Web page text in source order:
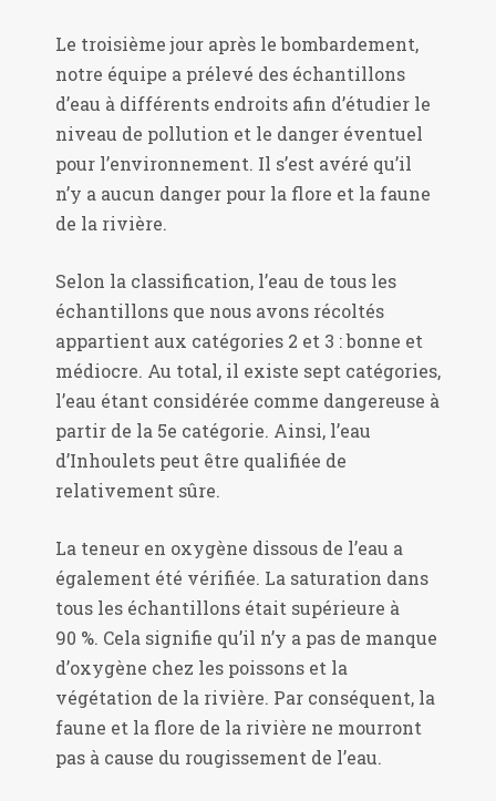
Le troisième jour après le bombardement,
notre équipe a prélevé des échantillons
d’eau à différents endroits afin d’étudier le
niveau de pollution et le danger éventuel
pour l’environnement. Il s’est avéré qu’il
n’y a aucun danger pour la flore et la faune
de la rivière.
Selon la classification, l’eau de tous les
échantillons que nous avons récoltés
appartient aux catégories 2 et 3 : bonne et
médiocre. Au total, il existe sept catégories,
l’eau étant considérée comme dangereuse à
partir de la 5e catégorie. Ainsi, l’eau
d’Inhoulets peut être qualifiée de
relativement sûre.
La teneur en oxygène dissous de l’eau a
également été vérifiée. La saturation dans
tous les échantillons était supérieure à
90 %. Cela signifie qu’il n’y a pas de manque
d’oxygène chez les poissons et la
végétation de la rivière. Par conséquent, la
faune et la flore de la rivière ne mourront
pas à cause du rougissement de l’eau.